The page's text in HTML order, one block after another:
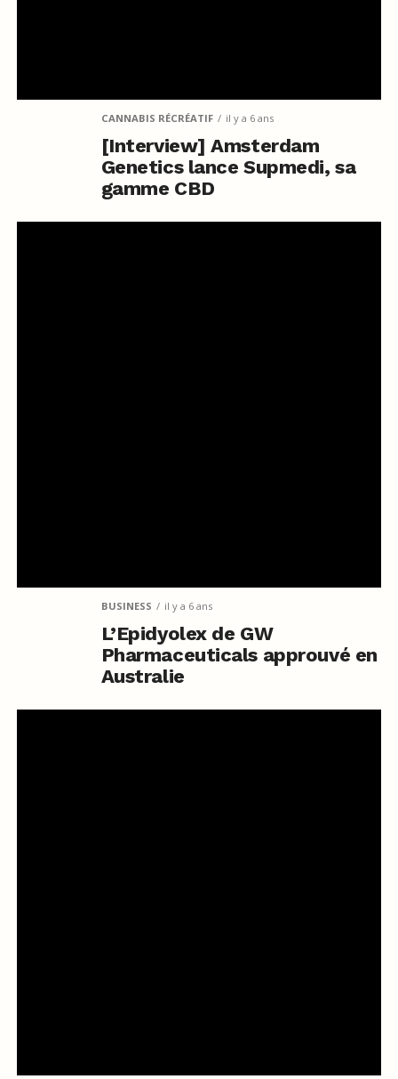
CANNABIS RÉCRÉATIF il y a 6 ans
[Interview] Amsterdam
Genetics lance Supmedi, sa
gamme CBD
BUSINESS il y a 6 ans
L’Epidyolex de GW
Pharmaceuticals approuvé en
Australie